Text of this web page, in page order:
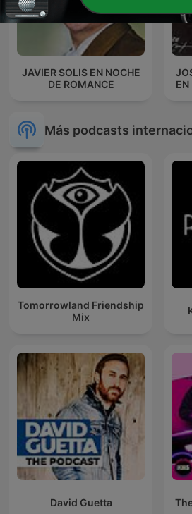
JAVIER SOLIS EN NOCHE
DE ROMANCE
EN
Más podcasts
Tomorrowland Friendship
Mix
David Guetta